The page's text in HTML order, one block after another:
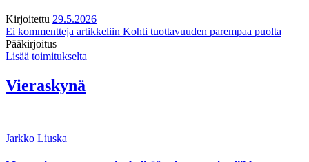
Kirjoitettu 29.5.2026
Ei kommentteja artikkeliin Kohti tuottavuuden parempaa puolta
Pääkirjoitus
Lisää toimitukselta
Vieraskynä
Jarkko Liuska